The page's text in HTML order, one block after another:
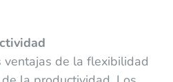
ventajas de la flexibilidad